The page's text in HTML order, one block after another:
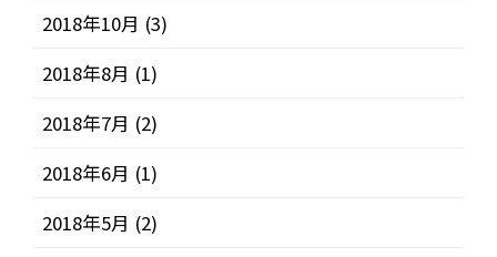
2018年10月 (3)
2018年8月 (1)
2018年7月 (2)
2018年6月 (1)
2018年5月 (2)